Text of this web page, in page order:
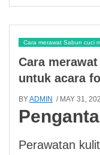
Cara merawat Sabun cuci
Cara
untuk acara
BYADMIN / MAY 31,
Perawatan